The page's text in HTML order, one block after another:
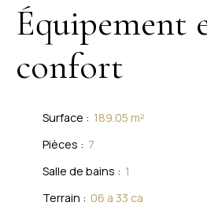
Équipement
confort
Surface : 189.05 m²
Pièces : 7
Salle de bains : 1
Terrain : 06 a 33 ca